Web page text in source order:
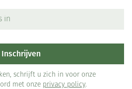
Inschrijven
schrijft u zich in voor onze
met onze privacy policy.